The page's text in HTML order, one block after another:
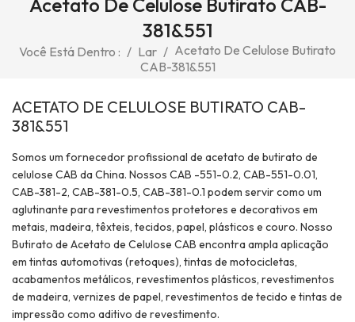
Acetato De Celulose Butirato CAB-
381&551
Você Está Dentro : / Lar / Acetato De Celulose Butirato
CAB-381&551
ACETATO DE CELULOSE BUTIRATO CAB-
381&551
Somos um fornecedor profissional de acetato de butirato de
celulose CAB da China. Nossos CAB -551-0.2, CAB-551-0.01,
CAB-381-2, CAB-381-0.5, CAB-381-0.1 podem servir como um
aglutinante para revestimentos protetores e decorativos em
metais, madeira, têxteis, tecidos, papel, plásticos e couro. Nosso
Butirato de Acetato de Celulose CAB encontra ampla aplicação
em tintas automotivas (retoques), tintas de motocicletas,
acabamentos metálicos, revestimentos plásticos, revestimentos
de madeira, vernizes de papel, revestimentos de tecido e tintas de
impressão como aditivo de revestimento.